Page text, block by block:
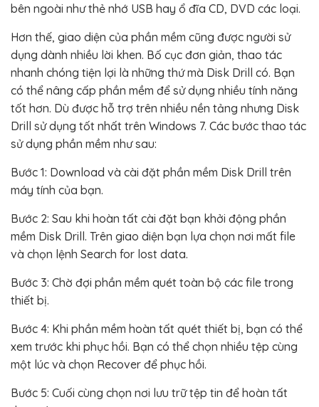
bên ngoài như thẻ nhớ USB hay ổ đĩa CD, DVD các loại.
Hơn thế, giao diện của phần mềm cũng được người sử
dụng dành nhiều lời khen. Bố cục đơn giản, thao tác
nhanh chóng tiện lợi là những thứ mà Disk Drill có. Bạn
có thể nâng cấp phần mềm để sử dụng nhiều tính năng
tốt hơn. Dù được hỗ trợ trên nhiều nền tảng nhưng Disk
Drill sử dụng tốt nhất trên Windows 7. Các bước thao tác
sử dụng phần mềm như sau:
Bước 1: Download và cài đặt phần mềm Disk Drill trên
máy tính của bạn.
Bước 2: Sau khi hoàn tất cài đặt bạn khởi động phần
mềm Disk Drill. Trên giao diện bạn lựa chọn nơi mất file
và chọn lệnh Search for lost data.
Bước 3: Chờ đợi phần mềm quét toàn bộ các file trong
thiết bị.
Bước 4: Khi phần mềm hoàn tất quét thiết bị, bạn có thể
xem trước khi phục hồi. Bạn có thể chọn nhiều tệp cùng
một lúc và chọn Recover để phục hồi.
Bước 5: Cuối cùng chọn nơi lưu trữ tệp tin để hoàn tất